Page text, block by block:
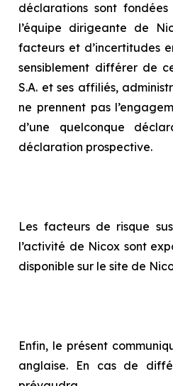
déclarations sont
l’équipe dirigeante de
facteurs et d’incertitudes
sensiblement différer de
S.A. et ses affiliés,
ne prennent pas
d’une quelconque
déclaration prospective.
Les facteurs de risque
l’activité de Nicox sont
disponible sur le site de
Enfin, le présent
anglaise. En cas de